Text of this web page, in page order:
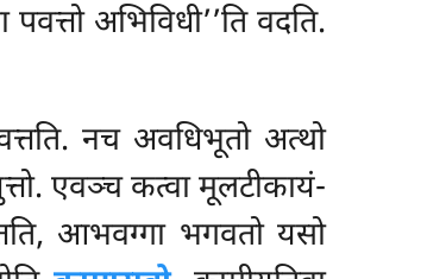
अभिविधी’’ति वदति.
नच अवधिभूतो अत्थो
एवञ्च कत्वा मूलटीकायं-
आभवग्गा भगवतो यसो